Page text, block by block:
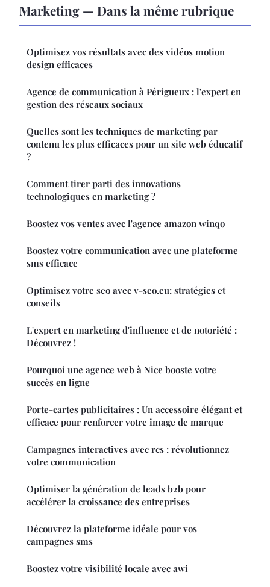
Marketing — Dans la même rubrique
Optimisez vos résultats avec des vidéos motion
design efficaces
Agence de communication à Périgueux : l'expert en
gestion des réseaux sociaux
Quelles sont les techniques de marketing par
contenu les plus efficaces pour un site web éducatif
?
Comment tirer parti des innovations
technologiques en marketing ?
Boostez vos ventes avec l'agence amazon winqo
Boostez votre communication avec une plateforme
sms efficace
Optimisez votre seo avec v-seo.eu: stratégies et
conseils
L'expert en marketing d'influence et de notoriété :
Découvrez !
Pourquoi une agence web à Nice booste votre
succès en ligne
Porte-cartes publicitaires : Un accessoire élégant et
efficace pour renforcer votre image de marque
Campagnes interactives avec rcs : révolutionnez
votre communication
Optimiser la génération de leads b2b pour
accélérer la croissance des entreprises
Découvrez la plateforme idéale pour vos
campagnes sms
Boostez votre visibilité locale avec awi